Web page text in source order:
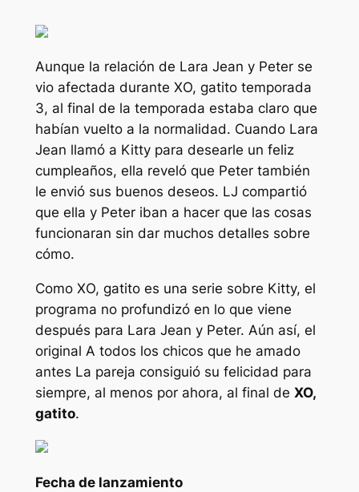
Aunque la relación de Lara Jean y Peter se
vio afectada durante XO, gatitotemporada
3, al final de la temporada estaba claro que
habían vuelto a la normalidad. Cuando Lara
Jean llamó a Kitty para desearle un feliz
cumpleaños, ella reveló que Peter también
le envió sus buenos deseos. LJ compartió
que ella y Peter iban a hacer que las cosas
funcionaran sin dar muchos detalles sobre
cómo.
Como XO, gatito es una serie sobre Kitty, el
programa no profundizó en lo que viene
después para Lara Jean y Peter. Aún así, el
original A todos los chicos que he amado
antes La pareja consiguió su felicidad para
siempre, al menos por ahora, al final de XO,
gatito.
Fecha de lanzamiento